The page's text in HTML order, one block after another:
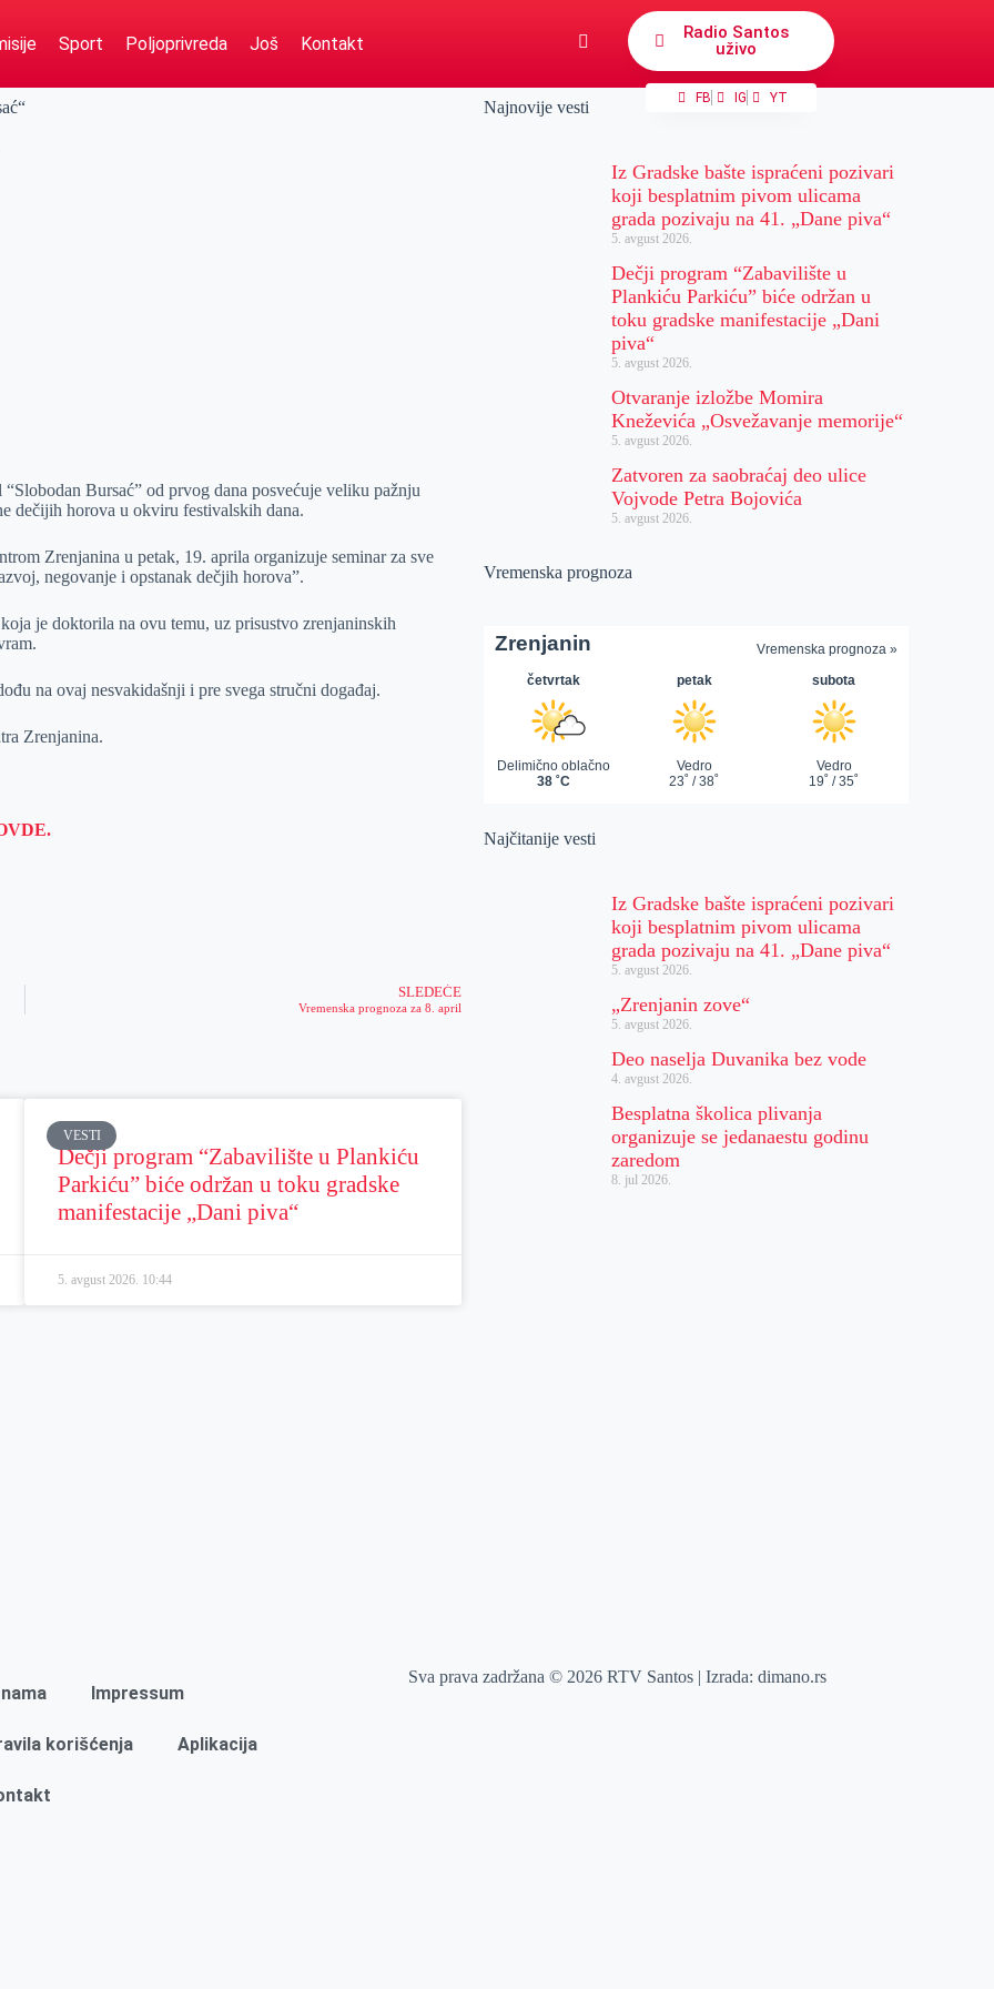
Sport Poljoprivreda Još Kontakt
Radio Santos
uživo
FB IG YT
Bursać” od prvog dana posvećuje veliku pažnju
dečijih horova u okviru festivalskih dana.
Zrenjanina u petak, 19. aprila organizuje seminar za sve
negovanje i opstanak dečjih horova”.
je doktorila na ovu temu, uz prisustvo zrenjaninskih
na ovaj nesvakidašnji i pre svega stručni događaj.
Zrenjanina.
SLEDEĆE
Vremenska prognoza za 8. april
VESTI
Dečji program “Zabavilište u Plankiću
Parkiću” biće održan u toku gradske
manifestacije „Dani piva“
5. avgust 2026. 10:44
Najnovije vesti
Iz Gradske bašte ispraćeni pozivari
koji besplatnim pivom ulicama
grada pozivaju na 41. „Dane piva“
5. avgust 2026.
Dečji program “Zabavilište u
Plankiću Parkiću” biće održan u
toku gradske manifestacije „Dani
piva“
5. avgust 2026.
Otvaranje izložbe Momira
Kneževića „Osvežavanje memorije“
5. avgust 2026.
Zatvoren za saobraćaj deo ulice
Vojvode Petra Bojovića
5. avgust 2026.
Vremenska prognoza
Najčitanije vesti
Iz Gradske bašte ispraćeni pozivari
koji besplatnim pivom ulicama
grada pozivaju na 41. „Dane piva“
5. avgust 2026.
„Zrenjanin zove“
5. avgust 2026.
Deo naselja Duvanika bez vode
4. avgust 2026.
Besplatna školica plivanja
organizuje se jedanaestu godinu
zaredom
8. jul 2026.
Impressum
korišćenja Aplikacija
Sva prava zadržana © 2026 RTV Santos | Izrada:dimano.rs